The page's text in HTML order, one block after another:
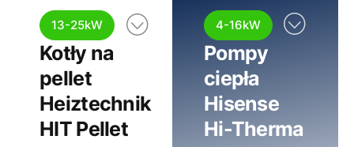
13-25kW
Kotły na
pellet
Heiztechnik
HIT Pellet
4-16kW
Pompy
ciepła
Hisense
Hi-Therma